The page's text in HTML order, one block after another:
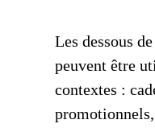
Les dessous
peuvent être
contextes :